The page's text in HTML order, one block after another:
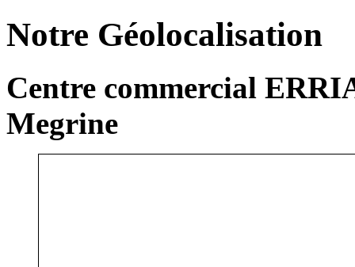
Notre Géolocalisation
Centre commercial
Megrine